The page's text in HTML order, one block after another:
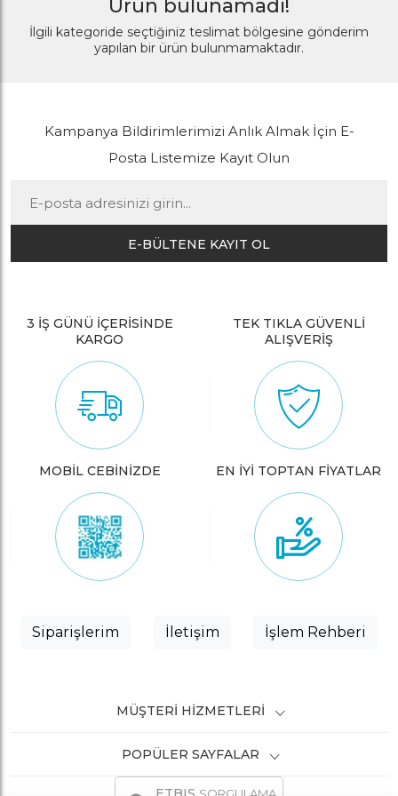
Ürün bulunamadı!
İlgili kategoride seçtiğiniz teslimat bölgesine gönderim
yapılan bir ürün bulunmamaktadır.
Kampanya Bildirimlerimizi Anlık Almak İçin E-
Posta Listemize Kayıt Olun
E-BÜLTENE KAYIT OL
3 İŞ GÜNÜ İÇERİSİNDE
KARGO
TEK TIKLA GÜVENLİ
ALIŞVERİŞ
MOBİL CEBİNİZDE EN İYİ TOPTAN FİYATLAR
Siparişlerim İletişim İşlem Rehberi
MÜŞTERI HIZMETLERI
POPÜLER SAYFALAR